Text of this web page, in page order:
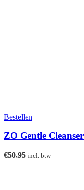
Bestellen
ZO Gentle Cleanser
€50,95 incl. btw